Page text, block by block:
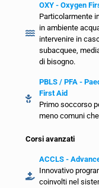
OXY - Oxygen
Particolarmente
in ambiente
intervenire in
subacquee,
di bisogno.
PBLS / PFA -
First Aid
Primo soccorso
meno comuni
Corsi avanzati
ACCLS -
Innovativo
coinvolti nel